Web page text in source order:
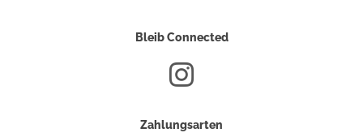
Bleib Connected
Zahlungsarten